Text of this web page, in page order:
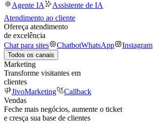
Agente IA
Assistente de IA
Atendimento ao cliente
Ofereça atendimento
de excelência
Chat para sites
ChatbotWhatsApp Instagram
Todos os canais
Marketing
Transforme visitantes em
clientes
JivoMarketing
Callback
Vendas
Feche mais negócios, aumente o ticket
e cresça sua base de clientes